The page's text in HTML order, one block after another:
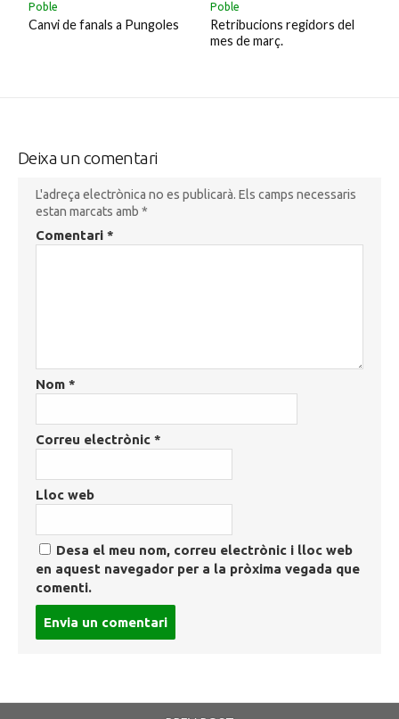
Poble
Canvi de fanals a Pungoles
Poble
Retribucions regidors del
mes de març.
Deixa un comentari
L'adreça electrònica no es publicarà. Els camps necessaris
estan marcats amb *
Comentari *
Nom *
Correu electrònic *
Lloc web
Desa el meu nom, correu electrònic i lloc web
en aquest navegador per a la pròxima vegada que
comenti.